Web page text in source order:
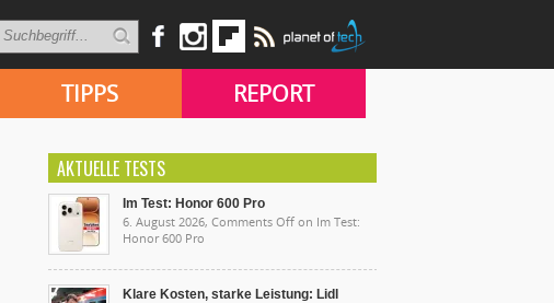
TIPPS REPORT
AKTUELLE TESTS
Im Test: Honor 600 Pro
6. August 2026, Comments Off on Im Test:
Honor 600 Pro
Klare Kosten, starke Leistung: Lidl